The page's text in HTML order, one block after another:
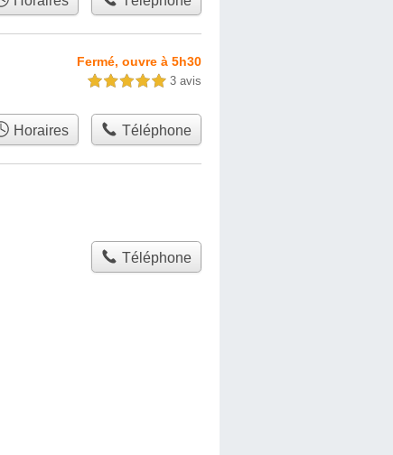
Fermé, ouvre à 5h30
5,0 étoiles sur 5 3 avis
Horaires Téléphone
Téléphone